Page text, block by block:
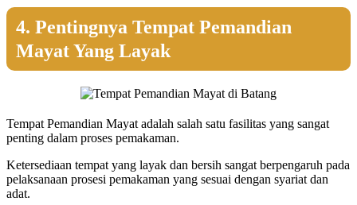
4. Pentingnya Tempat Pemandian
Mayat Yang Layak
Tempat Pemandian Mayat adalah salah satu fasilitas yang sangat
penting dalam proses pemakaman.
Ketersediaan tempat yang layak dan bersih sangat berpengaruh pada
pelaksanaan prosesi pemakaman yang sesuai dengan syariat dan
adat.